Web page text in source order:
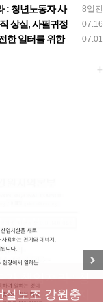
8일전
명과 재발방지 대책 마련하라
07.16
실, 사필귀정이다
07.01
폭염감시단 선포 기자회견
+
가 책임져라 : 청
명과 재발방지
설노조 강원충
Next